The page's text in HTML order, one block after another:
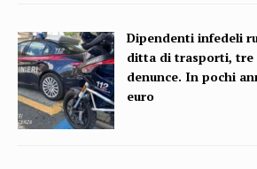
Dipendenti infedeli
ditta di trasporti, tre
denunce. In pochi
euro